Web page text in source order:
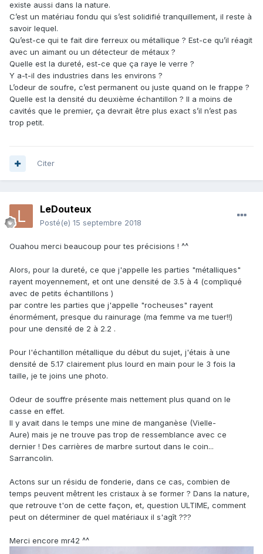
existe aussi dans la nature.
C’est un matériau fondu qui s’est solidifié tranquillement, il reste à
savoir lequel.
Qu’est-ce qui te fait dire ferreux ou métallique ? Est-ce qu’il réagit
avec un aimant ou un détecteur de métaux ?
Quelle est la dureté, est-ce que ça raye le verre ?
Y a-t-il des industries dans les environs ?
L’odeur de soufre, c’est permanent ou juste quand on le frappe ?
Quelle est la densité du deuxième échantillon ? Il a moins de
cavités que le premier, ça devrait être plus exact s’il n’est pas
trop petit.
Citer
LeDouteux
Posté(e) 15 septembre 2018
Ouahou merci beaucoup pour tes précisions ! ^^
Alors, pour la dureté, ce que j'appelle les parties "métalliques"
rayent moyennement, et ont une densité de 3.5 à 4 (compliqué
avec de petits échantillons )
par contre les parties que j'appelle "rocheuses" rayent
énormément, presque du rainurage (ma femme va me tuer!!)
pour une densité de 2 à 2.2 .
Pour l'échantillon métallique du début du sujet, j'étais à une
densité de 5.17 clairement plus lourd en main pour le 3 fois la
taille, je te joins une photo.
Odeur de souffre présente mais nettement plus quand on le
casse en effet.
Il y avait dans le temps une mine de manganèse (Vielle-
Aure) mais je ne trouve pas trop de ressemblance avec ce
dernier ! Des carrières de marbre surtout dans le coin...
Sarrancolin.
Actons sur un résidu de fonderie, dans ce cas, combien de
temps peuvent mêtrent les cristaux à se former ? Dans la nature,
que retrouve t'on de cette façon, et, question ULTIME, comment
peut on déterminer de quel matériaux il s'agît ???
Merci encore mr42 ^^